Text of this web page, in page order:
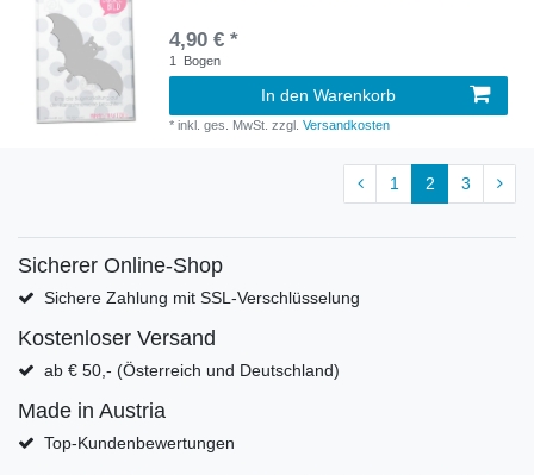
4,90 € *
1 Bogen
In den Warenkorb
*inkl. ges. MwSt. zzgl.Versandkosten
1 2 3
Sicherer Online-Shop
Sichere Zahlung mit SSL-Verschlüsselung
Kostenloser Versand
ab € 50,- (Österreich und Deutschland)
Made in Austria
Top-Kundenbewertungen